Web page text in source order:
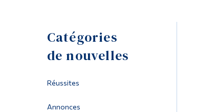
Catégories
de nouvelles
Réussites
Annonces